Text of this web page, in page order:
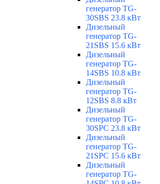
генератор TG-
30SBS 23.8 кВт
Дизельный
генератор TG-
21SBS 15.6 кВт
Дизельный
генератор TG-
14SBS 10.8 кВт
Дизельный
генератор TG-
12SBS 8.8 кВт
Дизельный
генератор TG-
30SPC 23.8 кВт
Дизельный
генератор TG-
21SPC 15.6 кВт
Дизельный
генератор TG-